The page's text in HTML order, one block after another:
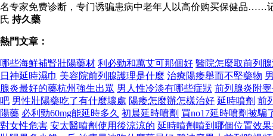
名专家免费诊断，专门诱骗患病中老年人以高价购买保健品……
氏 持久藥
熱門文章：
哪些海鮮補腎壯陽藥材 利必勁和萬艾可那個好 醫院怎麼取前列腺
日神延時濕巾 美容院前列腺護理是什麼 治療陽痿舉而不堅藥物
腺炎最好的藥杭州強生出眾 男人性冷淡有哪些症狀 前列腺炎附
吧 男性壯陽藥吃了有什麼壞處 陽痿怎麼辦怎樣治好 延時噴劑 前
陽藥 必利勁60mg能延時多久 初晨延時噴劑 買no17延時噴劑被騙
對女性危害 安太醫噴劑使用後涼涼的 延時噴劑噴到哪個位置效